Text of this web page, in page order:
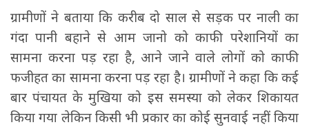
ग्रामीणों ने बताया कि करीब दो साल से सड़क पर नाली का
गंदा पानी बहाने से आम जानो को काफी परेशानियों का
सामना करना पड़ रहा है, आने जाने वाले लोगों को काफी
फजीहत का सामना करना पड़ रहा है। ग्रामीणों ने कहा कि कई
बार पंचायत के मुखिया को इस समस्या को लेकर शिकायत
किया गया लेकिन किसी भी प्रकार का कोई सुनवाई नहीं किया